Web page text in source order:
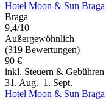
Hotel Moon & Sun Braga
Braga
9,4/10
Außergewöhnlich
(319 Bewertungen)
90 €
inkl. Steuern & Gebühren
31. Aug.–1. Sept.
Hotel Moon & Sun Braga